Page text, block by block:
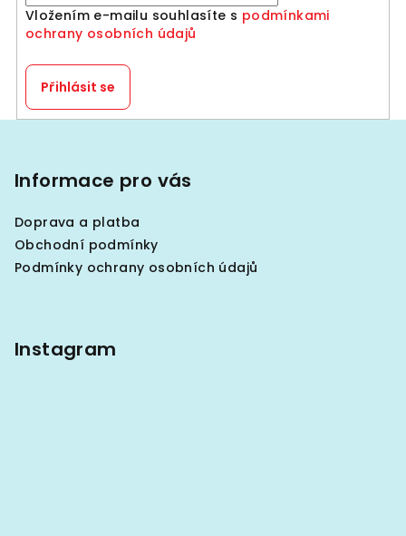
k
i
Vložením e-mailu souhlasíte s podmínkami
ochrany osobních údajů
Přihlásit se
Informace pro vás
Doprava a platba
Obchodní podmínky
Podmínky ochrany osobních údajů
Instagram